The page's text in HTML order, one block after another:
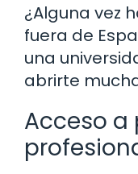
¿Alguna vez
fuera de
una
abrirte
Acceso